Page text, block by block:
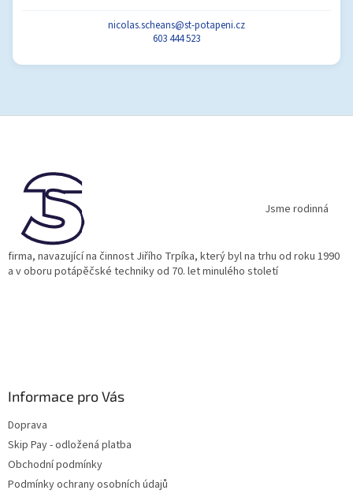
nicolas.scheans@st-potapeni.cz
603 444 523
Jsme rodinná
firma, navazující na činnost Jiřího Trpíka, který byl na trhu od roku 1990
a v oboru potápěčské techniky od 70. let minulého století
Informace pro Vás
Doprava
Skip Pay - odložená platba
Obchodní podmínky
Podmínky ochrany osobních údajů